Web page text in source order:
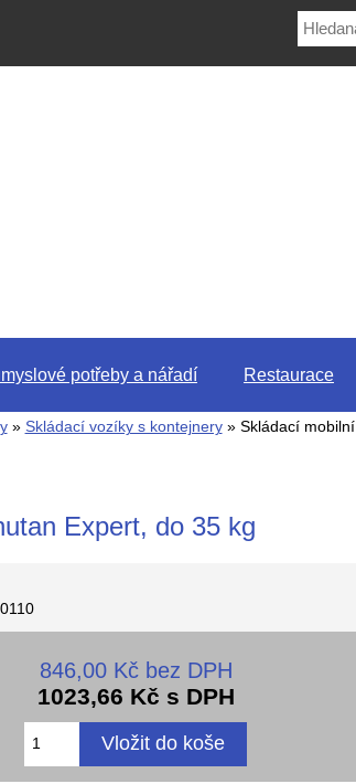
potřeby a nářadí Restaurace
» Skládací vozíky s kontejnery» Skládací mobilní
Expert, do 35 kg
846,00 Kč bez DPH
1023,66 Kč s DPH